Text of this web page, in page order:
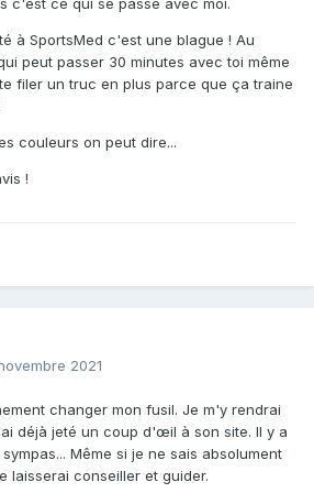
le padraste qui ma pas laisser
toujours...pour sont du sens
au dessus,
ne dirait pas ça...!!
été conseiller par sport med sur du
eux...HA.ha.ha..
après l'achat , il était dégouter du
m'écouter...Ha.ha..a.. 😁
il vous reste la solution D... mais
le bon coin..!!! et rachète toit du
à SportsMed c'est une blague ! Au
peut passer 30 minutes avec toi même
filer un truc en plus parce que ça traine
couleurs on peut dire...
!
2021
changer mon fusil. Je m'y rendrai
déjà jeté un coup d'œil à son site. Il y a
Même si je ne sais absolument
laisserai conseiller et guider.